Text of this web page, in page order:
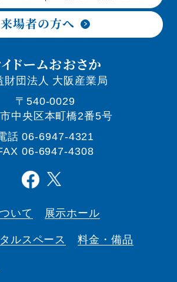
来場者の方へ
ドームおおさか
財団法人 大阪産業局
〒540-0029
中央区本町橋2番5号
話06-6947-4321
06-6947-4308
いて 展示ホール
ルスペース 料金・備品